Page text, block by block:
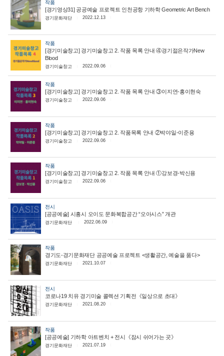
작품
[경기영상31] 공공예술 프로젝트 인천공항 기하학 Geometric Art Bench
경기문화재단 2022.12.13
작품
[경기미술창고] 경기미술창고 2. 작품 목록 안내 ④경기젊은작가New
Blood
경기미술창고 2022.09.06
작품
[경기미술창고] 경기미술창고 2. 작품 목록 안내 ③이지연-홍이현숙
경기미술창고 2022.09.06
작품
[경기미술창고] 경기미술창고 2. 작품목록 안내 ②박야일-이준용
경기미술창고 2022.09.06
작품
[경기미술창고] 경기미술창고 2. 작품 목록 안내 ①강보경-박신용
경기미술창고 2022.09.06
전시
[공공예술] 시흥시 오이도 문화복합공간 “오아시스” 개관
경기문화재단 2022.06.09
작품
경기도-경기문화재단 공공예술 프로젝트 <생활공간, 예술을 품다>
경기문화재단 2021.10.07
전시
코로나19 치유 경기미술 콜렉션 기획전《일상으로 초대》
경기문화재단 2021.08.20
작품
[공공예술] 기하학 아트벤치 + 전시《잠시 쉬어가는 곳》
경기문화재단 2021.07.19